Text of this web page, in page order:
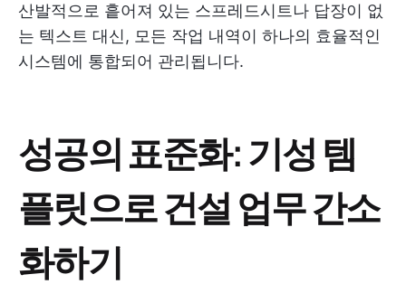
산발적으로 흩어져 있는 스프레드시트나 답장이 없
는 텍스트 대신, 모든 작업 내역이 하나의 효율적인
시스템에 통합되어 관리됩니다.
성공의 표준화: 기성 템
플릿으로 건설 업무 간소
화하기